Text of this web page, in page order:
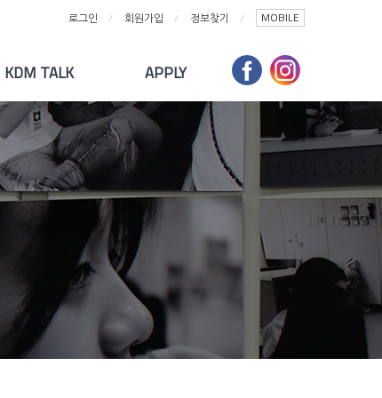
로그인 회원가입 정보찾기 MOBILE
KDM TALK APPLY